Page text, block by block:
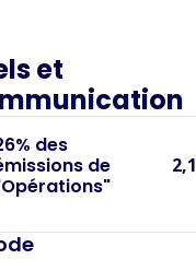
et
des
de